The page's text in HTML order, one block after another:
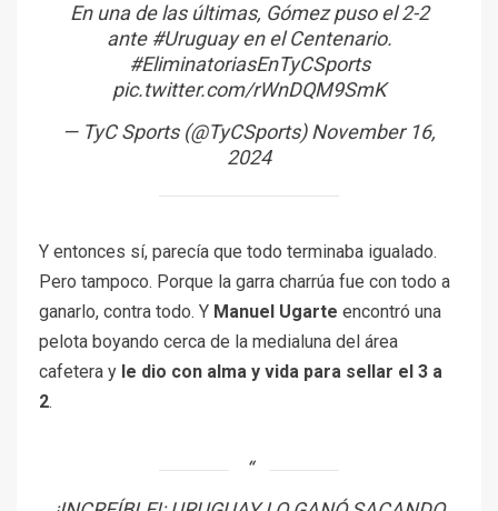
En una de las últimas, Gómez puso el 2-2
ante #Uruguayen el Centenario.
#EliminatoriasEnTyCSports
pic.twitter.com/rWnDQM9SmK
— TyC Sports (@TyCSports)November 16,
2024
Y entonces sí, parecía que todo terminaba igualado.
Pero tampoco. Porque la garra charrúa fue con todo a
ganarlo, contra todo. Y Manuel Ugarte encontró una
pelota boyando cerca de la medialuna del área
cafetera y le dio con alma y vida para sellar el 3 a
2.